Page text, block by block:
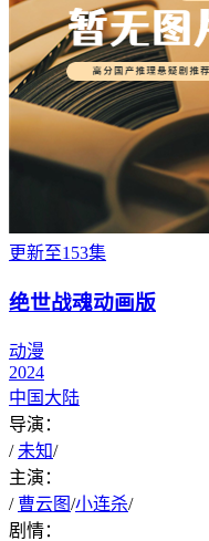
更新至153集
绝世战魂动画版
动漫
2024
中国大陆
导演：
/ 未知/
主演：
/ 曹云图/小连杀/
剧情：